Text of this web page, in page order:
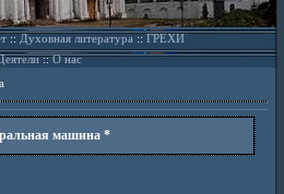
::Духовная литература::ГРЕХИ
::О нас
машина *